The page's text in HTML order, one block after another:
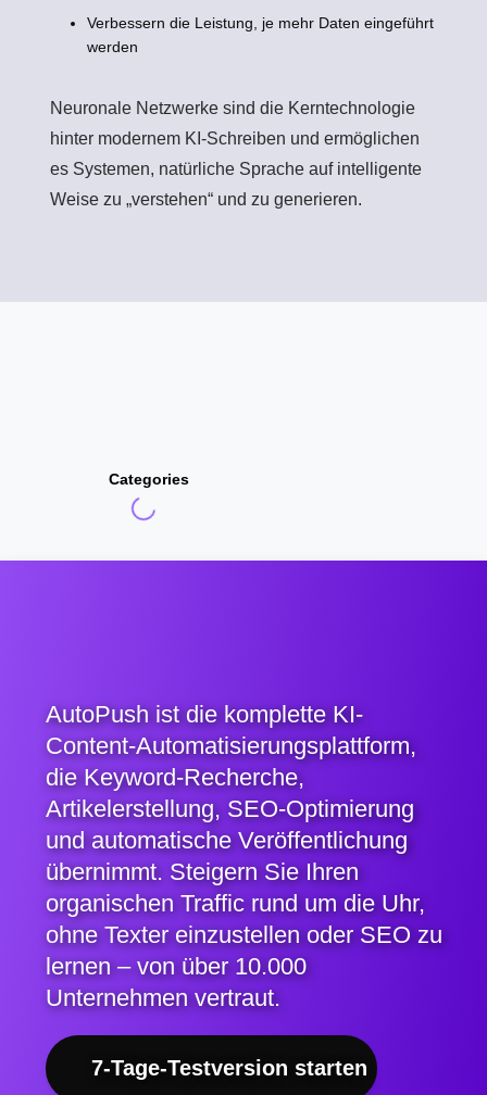
Verbessern die Leistung, je mehr Daten eingeführt
werden
Neuronale Netzwerke sind die Kerntechnologie
hinter modernem KI-Schreiben und ermöglichen
es Systemen, natürliche Sprache auf intelligente
Weise zu „verstehen“ und zu generieren.
Categories
AutoPush ist die komplette KI-
Content-Automatisierungsplattform,
die Keyword-Recherche,
Artikelerstellung, SEO-Optimierung
und automatische Veröffentlichung
übernimmt. Steigern Sie Ihren
organischen Traffic rund um die Uhr,
ohne Texter einzustellen oder SEO zu
lernen – von über 10.000
Unternehmen vertraut.
7-Tage-Testversion starten